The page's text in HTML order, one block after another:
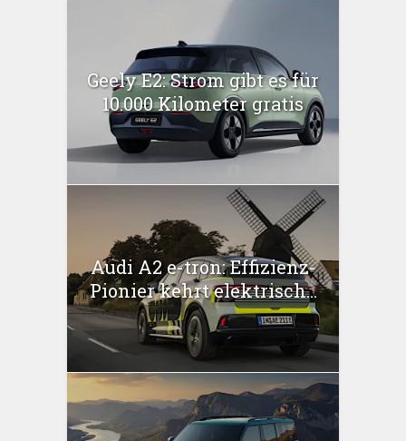
Geely E2: Strom gibt es für
10.000 Kilometer gratis
Audi A2 e-tron: Effizienz-
Pionier kehrt elektrisch...